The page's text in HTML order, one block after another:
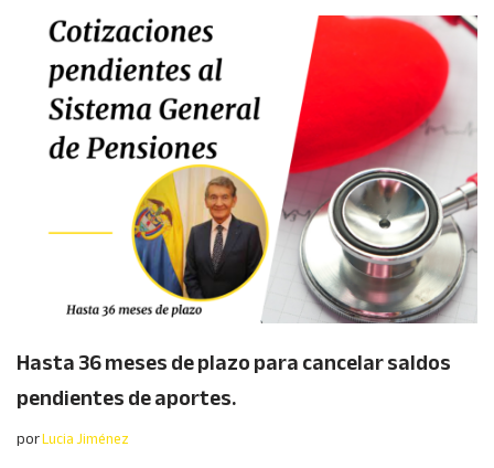
Hasta 36 meses de plazo para cancelar saldos
pendientes de aportes.
porLucia Jiménez